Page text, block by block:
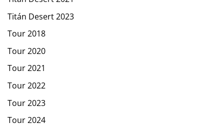
Titán Desert 2023
Tour 2018
Tour 2020
Tour 2021
Tour 2022
Tour 2023
Tour 2024